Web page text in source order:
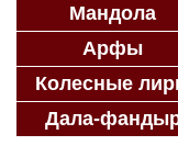
Мандола
Арфы
Колесные
Дала-